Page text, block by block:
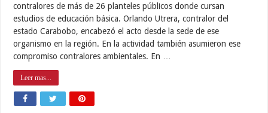
contralores de más de 26 planteles públicos donde cursan
estudios de educación básica. Orlando Utrera, contralor del
estado Carabobo, encabezó el acto desde la sede de ese
organismo en la región. En la actividad también asumieron ese
compromiso contralores ambientales. En …
Leer mas...